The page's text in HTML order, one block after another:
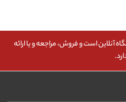
است و فروش، مراجعه و یا ارائه